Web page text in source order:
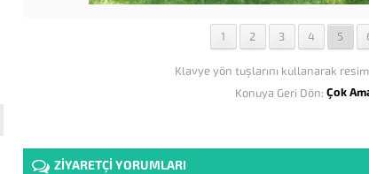
1 2 3 4 5
Klavye yön tuşlarını kullanarak
Konuya Geri Dön: Çok
ZİYARETÇİ YORUMLARI